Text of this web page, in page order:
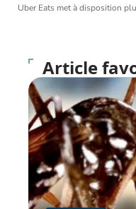
Uber Eats met à disposition
Article